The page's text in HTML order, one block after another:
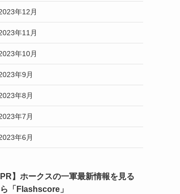
年12月
年11月
年10月
年9月
年8月
年7月
年6月
PR】ホークスの一軍最新情報を見る
「Flashscore」